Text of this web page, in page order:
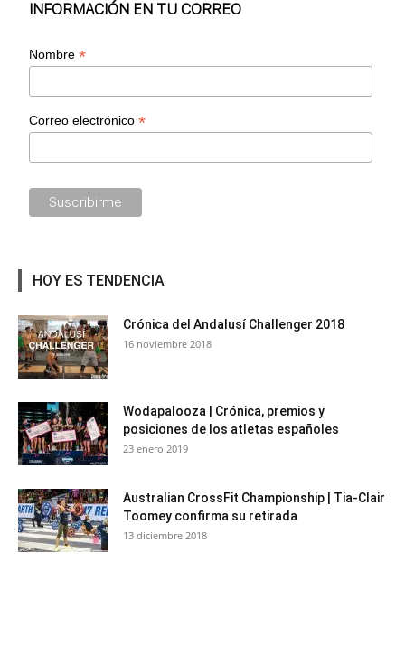
INFORMACIÓN EN TU CORREO
Nombre*
Correo electrónico*
HOY ES TENDENCIA
Crónica del Andalusí Challenger 2018
16 noviembre 2018
Wodapalooza | Crónica, premios y
posiciones de los atletas españoles
23 enero 2019
Australian CrossFit Championship | Tia-Clair
Toomey confirma su retirada
13 diciembre 2018